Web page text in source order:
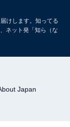
けします。知ってる
ネット発「知ら（な
Japan